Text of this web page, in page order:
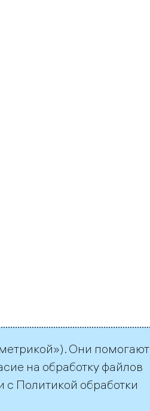
Они помогают
на обработку файлов
с Политикой обработки